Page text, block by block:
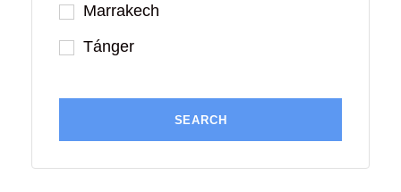
Marrakech
Tánger